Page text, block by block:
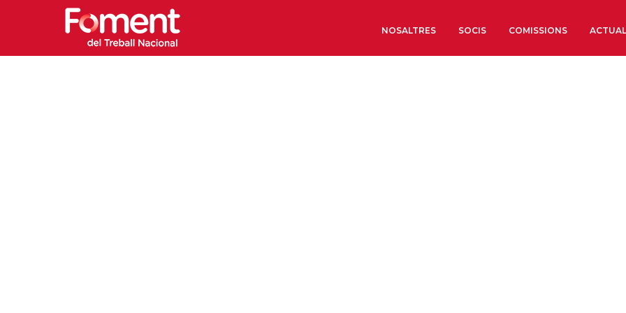
NOSALTRES SOCIS COMISSIONS